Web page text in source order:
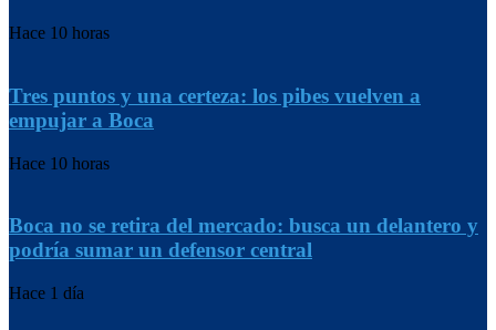
Hace 10 horas
Tres puntos y una certeza: los pibes vuelven a
empujar a Boca
Hace 10 horas
Boca no se retira del mercado: busca un delantero y
podría sumar un defensor central
Hace 1 día